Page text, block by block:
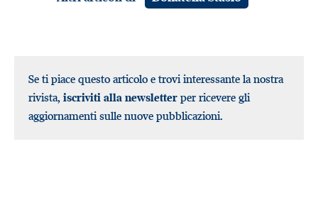
Se ti piace questo articolo e trovi interessante la nostra
rivista, iscriviti alla newsletter per ricevere gli
aggiornamenti sulle nuove pubblicazioni.